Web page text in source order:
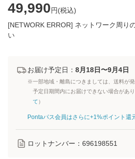
49,990円(税込)
[NETWORK ERROR] ネットワーク周り
い
お届け予定日： 8月18日〜9月4日
※一部地域・離島につきましては、送料が
予定日期間内にお届けできない場合があ
て ）
Pontaパス会員はさらに+1%ポイント還
ロットナンバー： 696198551